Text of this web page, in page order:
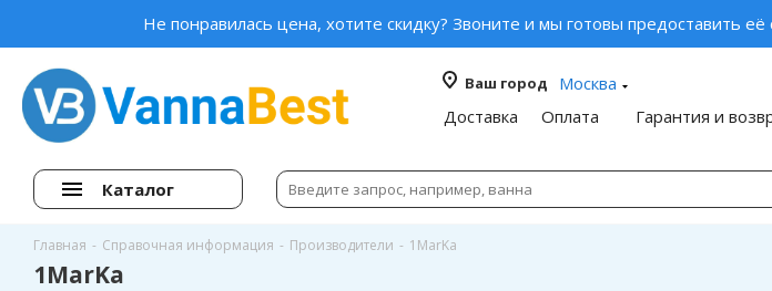
Не понравилась цена, хотите скидку? Звоните и мы готовы предоставить
Ваш город
Москва
Доставка
Оплата Гарантия и
Каталог
Главная - Справочная информация - Производители - 1MarKa
1MarKa